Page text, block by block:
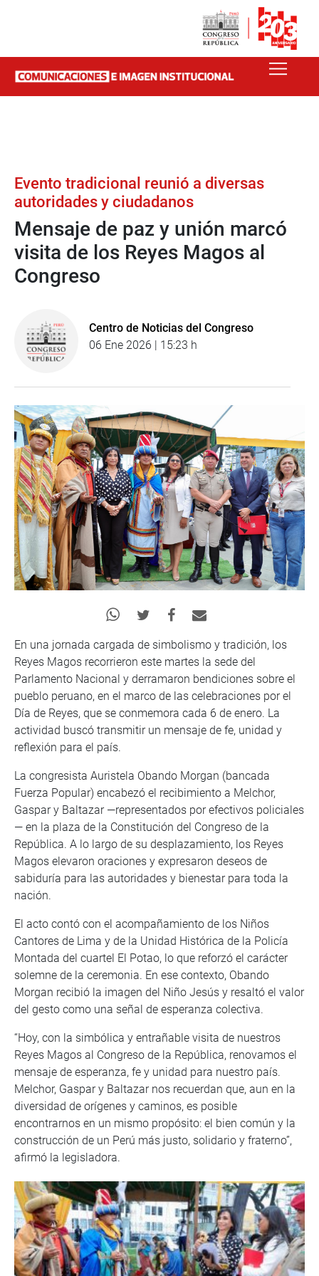
Evento tradicional reunió a diversas
autoridades y ciudadanos
Mensaje de paz y unión marcó
visita de los Reyes Magos al
Congreso
Centro de Noticias del Congreso
06 Ene 2026 | 15:23 h
En una jornada cargada de simbolismo y tradición, los
Reyes Magos recorrieron este martes la sede del
Parlamento Nacional y derramaron bendiciones sobre el
pueblo peruano, en el marco de las celebraciones por el
Día de Reyes, que se conmemora cada 6 de enero. La
actividad buscó transmitir un mensaje de fe, unidad y
reflexión para el país.
La congresista Auristela Obando Morgan (bancada
Fuerza Popular) encabezó el recibimiento a Melchor,
Gaspar y Baltazar —representados por efectivos policiales
— en la plaza de la Constitución del Congreso de la
República. A lo largo de su desplazamiento, los Reyes
Magos elevaron oraciones y expresaron deseos de
sabiduría para las autoridades y bienestar para toda la
nación.
El acto contó con el acompañamiento de los Niños
Cantores de Lima y de la Unidad Histórica de la Policía
Montada del cuartel El Potao, lo que reforzó el carácter
solemne de la ceremonia. En ese contexto, Obando
Morgan recibió la imagen del Niño Jesús y resaltó el valor
del gesto como una señal de esperanza colectiva.
“Hoy, con la simbólica y entrañable visita de nuestros
Reyes Magos al Congreso de la República, renovamos el
mensaje de esperanza, fe y unidad para nuestro país.
Melchor, Gaspar y Baltazar nos recuerdan que, aun en la
diversidad de orígenes y caminos, es posible
encontrarnos en un mismo propósito: el bien común y la
construcción de un Perú más justo, solidario y fraterno”,
afirmó la legisladora.